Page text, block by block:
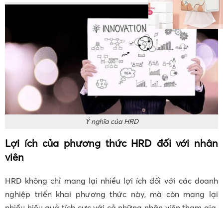
Ý nghĩa của HRD
Lợi ích của phương thức HRD đối với nhân
viên
HRD không chỉ mang lại nhiều lợi ích đối với các doanh
nghiệp triển khai phương thức này, mà còn mang lại